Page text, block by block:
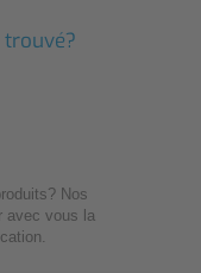
Nos
avec vous la